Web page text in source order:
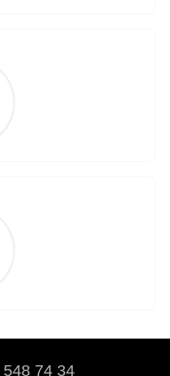
548 74 34